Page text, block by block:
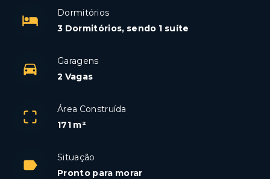
Dormitórios
3 Dormitórios, sendo 1 suíte
Garagens
2 Vagas
Área Construída
171 m²
Situação
Pronto para morar